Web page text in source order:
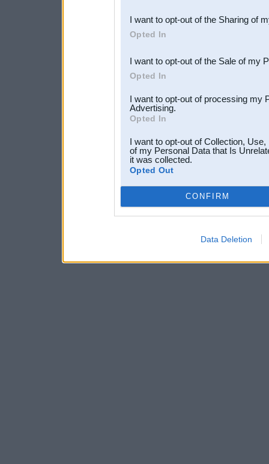
Downstream Participants
third parties.
I want to opt-out of the Sharing of
Opted In
I want to opt-out of the Sale of my
Opted In
I want to opt-out of processing my
Advertising.
Opted In
I want to opt-out of Collection,
of my Personal Data that Is
it was collected.
Opted Out
CONFIRM
Data Deletion